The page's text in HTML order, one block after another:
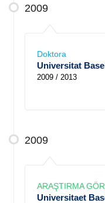
2009
Doktora
Universitat
2009 / 2013
2009
ARAŞTIRMA
Universitaet